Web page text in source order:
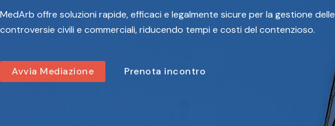
MedArb offre soluzioni rapide, efficaci e legalmente sicure per la gestione delle
controversie civili e commerciali, riducendo tempi e costi del contenzioso.
Avvia Mediazione Prenota incontro